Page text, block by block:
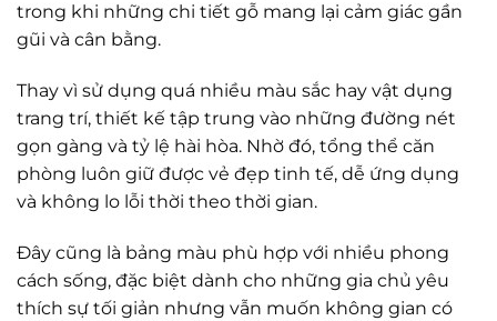
trong khi những chi tiết gỗ mang lại cảm giác gần
gũi và cân bằng.
Thay vì sử dụng quá nhiều màu sắc hay vật dụng
trang trí, thiết kế tập trung vào những đường nét
gọn gàng và tỷ lệ hài hòa. Nhờ đó, tổng thể căn
phòng luôn giữ được vẻ đẹp tinh tế, dễ ứng dụng
và không lo lỗi thời theo thời gian.
Đây cũng là bảng màu phù hợp với nhiều phong
cách sống, đặc biệt dành cho những gia chủ yêu
thích sự tối giản nhưng vẫn muốn không gian có